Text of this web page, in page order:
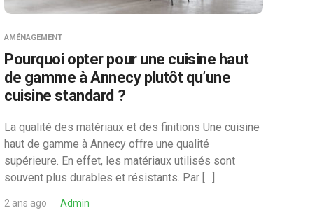
AMÉNAGEMENT
Pourquoi opter pour une cuisine haut
de gamme à Annecy plutôt qu’une
cuisine standard ?
La qualité des matériaux et des finitions Une cuisine
haut de gamme à Annecy offre une qualité
supérieure. En effet, les matériaux utilisés sont
souvent plus durables et résistants. Par […]
2 ans ago Admin